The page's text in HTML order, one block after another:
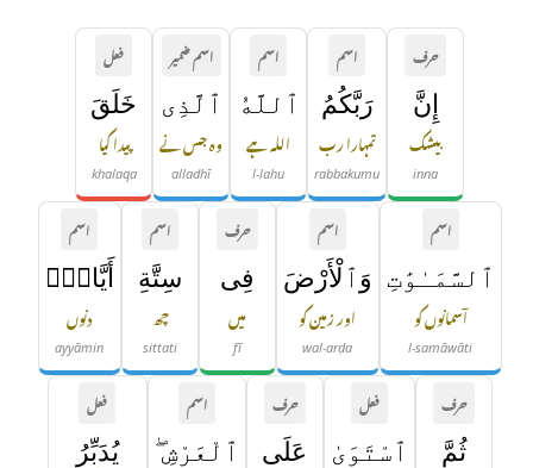
حرف
إِنَّ
بیشک
inna
اسم
رَبَّكُمُ
تمہارا رب
rabbakumu
اسم
ٱللَّهُ
اللہ ہے
l-lahu
اسم ضمیر
ٱلَّذِى
وہ جس نے
alladhī
فعل
خَلَقَ
پیدا کیا
khalaqa
اسم
ٱلسَّمَـٰوَٰتِ
آسمانوں کو
l-samāwāti
اسم
وَٱلْأَرْضَ
اور زمین کو
wal-arḍa
حرف
فِى
میں
fī
اسم
سِتَّةِ
چھ
sittati
اسم
أَيَّامٍۢ
دنوں
ayyāmin
حرف
ثُمَّ
فعل
ٱسْتَوَىٰ
حرف
عَلَى
اسم
ٱلْعَرْشِ ۖ
فعل
يُدَبِّرُ